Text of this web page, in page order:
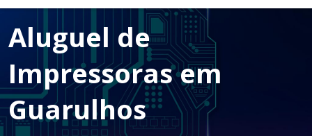
OUTSOURCING
LOCAÇÃO DE IMPRESSORAS
MULTIFUNCIONAIS
LOCAÇÃO DE IMPRESSORAS
TÉRMICAS
LOCAÇÃO DE NOTEBOOKS E
SMARTPHONES
ASSISTÊNCIA TÉCNICA
SUPRIMENTOS
SINALL VERDE
ARTIGOS
FALE CONOSCO
CONTATO
TRABALHE CONOSCO
Aluguel de
Impressoras em
Guarulhos